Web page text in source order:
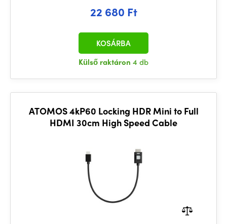
22 680 Ft
Külső raktáron 4 db
KOSÁRBA
ATOMOS 4kP60 Locking HDR Mini to Full
HDMI 30cm High Speed Cable